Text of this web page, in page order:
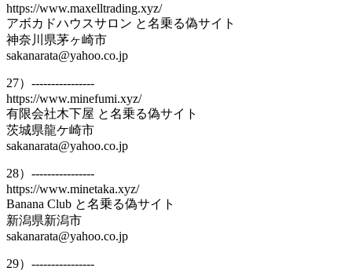
https://www.maxelltrading.xyz/
アボカドハウスサロン と名乗る偽サイト
神奈川県茅ヶ崎市
sakanarata@yahoo.co.jp
27）----------------
https://www.minefumi.xyz/
有限会社木下屋 と名乗る偽サイト
茨城県龍ケ崎市
sakanarata@yahoo.co.jp
28）----------------
https://www.minetaka.xyz/
Banana Club と名乗る偽サイト
新潟県新潟市
sakanarata@yahoo.co.jp
29）----------------